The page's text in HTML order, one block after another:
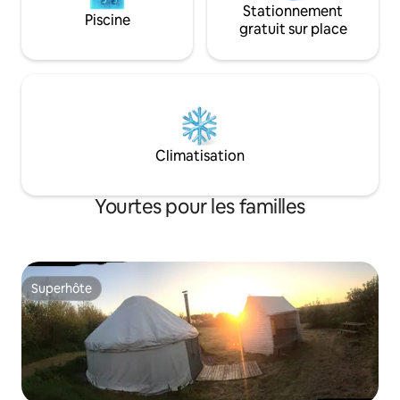
Piscine
Stationnement
gratuit sur place
Climatisation
Yourtes pour les familles
Superhôte
Superhôte